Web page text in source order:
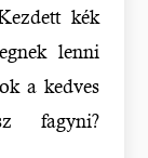
kék
lenni
a kedves
fagyni?